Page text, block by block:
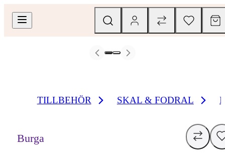
TILLBEHÖR SKAL & FODRAL
Burga